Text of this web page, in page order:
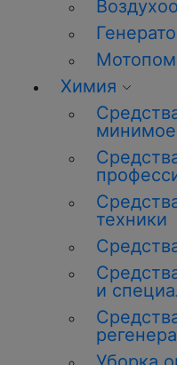
Химия
техники
и